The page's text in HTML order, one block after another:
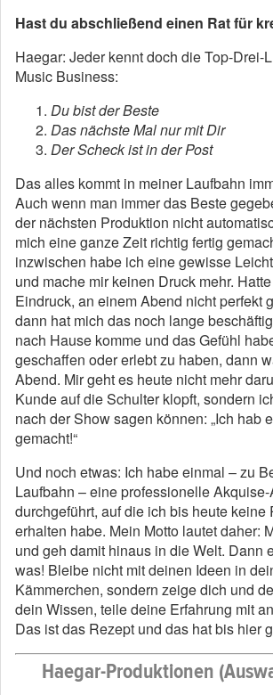
Hast du abschließend einen Rat für
Haegar: Jeder kennt doch die Top-Drei-
Music Business:
Du bist der Beste
Das nächste Mal nur mit Dir
Der Scheck ist in der Post
Das alles kommt in meiner Laufbahn
Auch wenn man immer das Beste
der nächsten Produktion nicht
mich eine ganze Zeit richtig fertig
inzwischen habe ich eine gewisse
und mache mir keinen Druck mehr.
Eindruck, an einem Abend nicht perfekt
dann hat mich das noch lange
nach Hause komme und das Gefühl
geschaffen oder erlebt zu haben, dann
Abend. Mir geht es heute nicht mehr
Kunde auf die Schulter klopft, sondern
nach der Show sagen können: „Ich hab
gemacht!“
Und noch etwas: Ich habe einmal – zu
Laufbahn – eine professionelle
durchgeführt, auf die ich bis heute keine
erhalten habe. Mein Motto lautet daher:
und geh damit hinaus in die Welt. Dann
was! Bleibe nicht mit deinen Ideen in
Kämmerchen, sondern zeige dich und
dein Wissen, teile deine Erfahrung mit
Das ist das Rezept und das hat bis hier
Haegar-Produktionen